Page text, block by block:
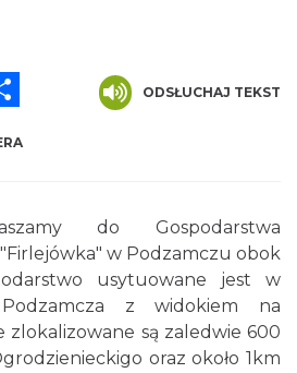
ODSŁUCHAJ TEKST
do Gospodarstwa
w Podzamczu obok
usytuowane jest w
z widokiem na
zlokalizowane są zaledwie 600
oraz około 1km